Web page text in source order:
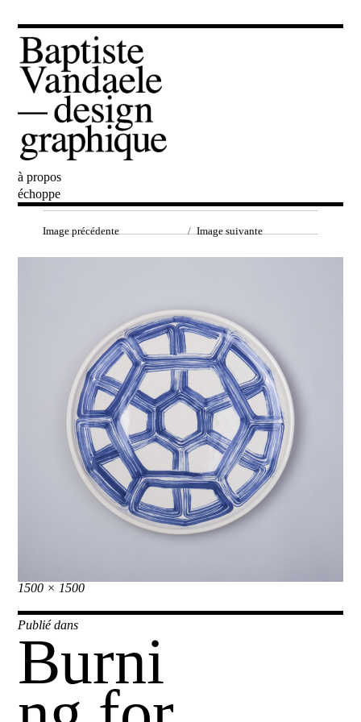
Baptiste Vandaele
à propos
échoppe
Image précédente Image suivante
Taille
réelle
1500 × 1500
Navigation
de
l’article
Publié dans
Burni